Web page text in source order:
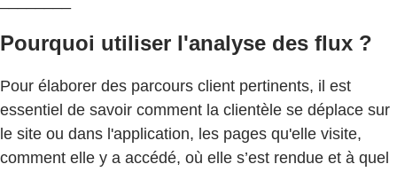
Pourquoi utiliser l'analyse des flux ?
Pour élaborer des parcours client pertinents, il est
essentiel de savoir comment la clientèle se déplace sur
le site ou dans l'application, les pages qu'elle visite,
comment elle y a accédé, où elle s’est rendue et à quel